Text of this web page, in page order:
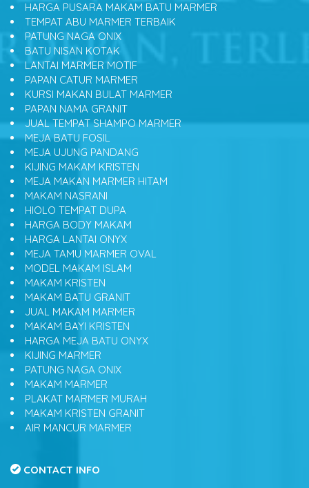
HARGA PUSARA MAKAM BATU MARMER
TEMPAT ABU MARMER TERBAIK
PATUNG NAGA ONIX
BATU NISAN KOTAK
LANTAI MARMER MOTIF
PAPAN CATUR MARMER
KURSI MAKAN BULAT MARMER
PAPAN NAMA GRANIT
JUAL TEMPAT SHAMPO MARMER
MEJA BATU FOSIL
MEJA UJUNG PANDANG
KIJING MAKAM KRISTEN
MEJA MAKAN MARMER HITAM
MAKAM NASRANI
HIOLO TEMPAT DUPA
HARGA BODY MAKAM
HARGA LANTAI ONYX
MEJA TAMU MARMER OVAL
MODEL MAKAM ISLAM
MAKAM KRISTEN
MAKAM BATU GRANIT
JUAL MAKAM MARMER
MAKAM BAYI KRISTEN
HARGA MEJA BATU ONYX
KIJING MARMER
PATUNG NAGA ONIX
MAKAM MARMER
PLAKAT MARMER MURAH
MAKAM KRISTEN GRANIT
AIR MANCUR MARMER
CONTACT INFO